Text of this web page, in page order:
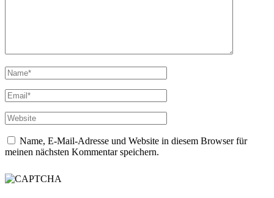
Name, E-Mail-Adresse und Website in diesem Browser für
meinen nächsten Kommentar speichern.